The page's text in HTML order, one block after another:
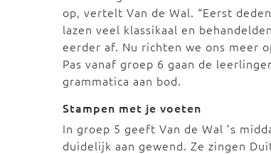
op, vertelt Van de Wal. “Eerst
lazen veel klassikaal en
eerder af. Nu richten we ons meer
Pas vanaf groep 6 gaan de
grammatica aan bod.
Stampen met je voeten
In groep 5 geeft Van de Wal ’s
duidelijk aan gewend. Ze zingen